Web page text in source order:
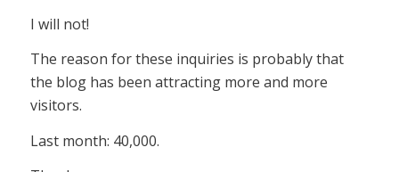
I will not!
The reason for these inquiries is probably that
the blog has been attracting more and more
visitors.
Last month: 40,000.